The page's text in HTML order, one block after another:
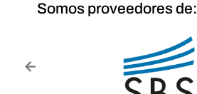
Somos proveedores de: